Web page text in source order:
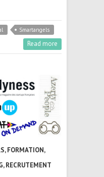
Smartangels
Read more
,FORMATION,
,RECRUTEMENT